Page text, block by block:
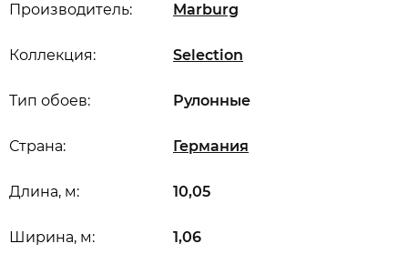
Производитель: Marburg
Коллекция: Selection
Длина, м: 10,05
Ширина, м: 1,06
Страна: Германия
Тип обоев: Рулонные